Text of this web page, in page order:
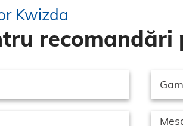
Kwizda
recomandări